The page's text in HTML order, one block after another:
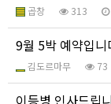
곱창 313
9월 5박 예약입니
김도르마무 73
이등병 인사드립